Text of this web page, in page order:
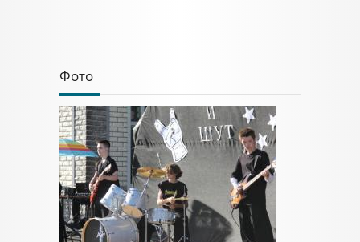
Фото